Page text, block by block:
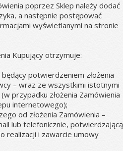
poprzez Sklep należy dodać
a następnie postępować
wyświetlanymi na stronie
Kupujący otrzymuje:
potwierdzeniem złożenia
– wraz ze wszystkimi istotnymi
przypadku złożenia Zamówienia
internetowego);
od złożenia Zamówienia –
lub telefonicznie, potwierdzającą
realizacji i zawarcie umowy